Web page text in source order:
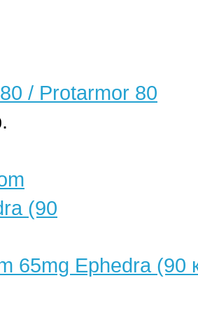
/ Protarmor 80
65mg Ephedra (90